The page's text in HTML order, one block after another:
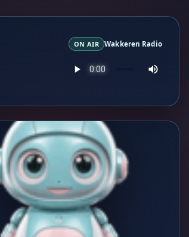
ON AIR Wakkeren Radio